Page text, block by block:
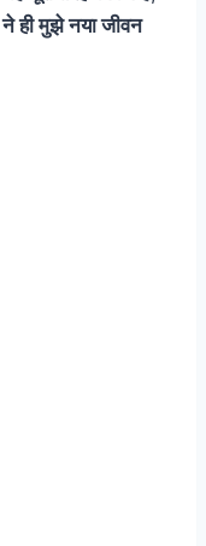
ने ही मुझे नया जीवन